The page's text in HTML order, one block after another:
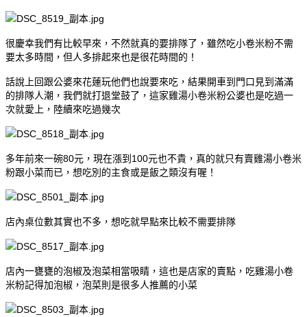
很慶幸我們有比較早來，不然就真的要排隊了，雖然吃小卷米粉不需
要太多時間，但人多排起來也是很花時間的！
話說上回跟公婆來花蓮玩他們也說要來吃，結果開車到門口見到滿滿
的排隊人潮，我們就打退堂鼓了，這家雞湯小卷米粉公婆也是吃過一
次就愛上，陸續來吃過幾次
多年前來一碗80元，現在漲到100元也不貴，真的就只有賣雞湯小卷米
粉跟小菜而已，想吃別的主食或是飯之類沒有喔！
店內桌位數其實也不多，想吃就早點來比較不需要排隊
店內一甕甕的泡椒及泡菜相當吸睛，這也是店家的賣點，吃雞湯小卷
米粉記得加泡椒，泡菜則是很多人推薦的小菜